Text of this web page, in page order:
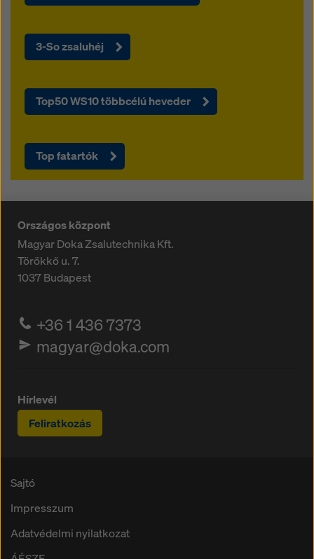
3-So zsaluhéj
Top50 WS10 többcélú heveder
Top fatartók
Országos központ
Magyar Doka Zsalutechnika Kft.
Törökkő u. 7.
1037Budapest
+36 1 436 7373
magyar@doka.com
Hírlevél
Feliratkozás
Sajtó
Impresszum
Adatvédelmi nyilatkozat